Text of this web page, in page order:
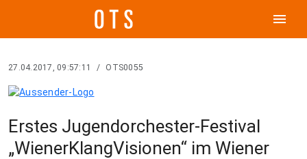
menu
27.04.2017, 09:57:11 / OTS0055
Erstes Jugendorchester-Festival
„WienerKlangVisionen“ im Wiener